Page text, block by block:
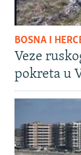
BOSNA I
Veze
pokreta u